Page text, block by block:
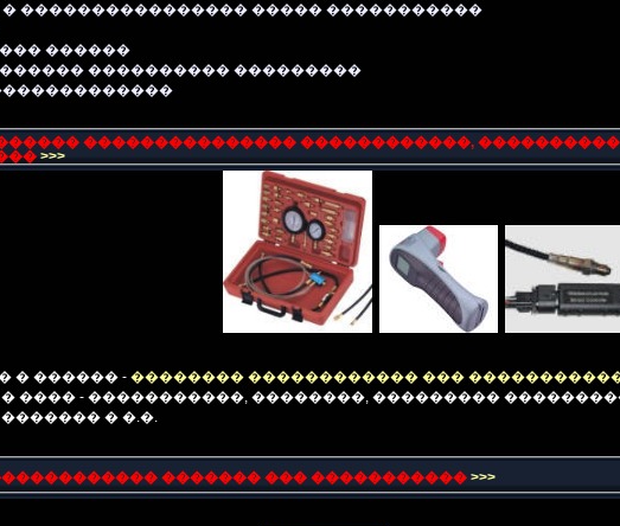
� ���������������� ����� �����������
������
���������� ���������
��������������� ������������,
>>>
� ������ - �������� ������������ ���
���� - �����������, ��������, ���������
� �.�.
������� ��� �����������>>>